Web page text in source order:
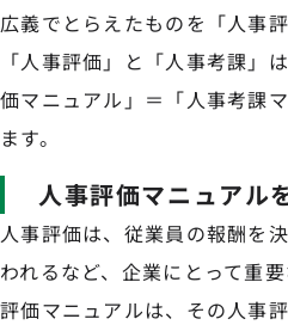
広義でとらえたものを「人事
「人事評価」と「人事考課」
価マニュアル」＝「人事考課
ます。
人事評価マニュアル
人事評価は、従業員の報酬を
われるなど、企業にとって重
評価マニュアルは、その人事